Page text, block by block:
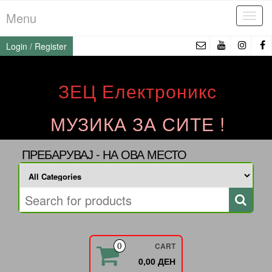
to
the
content
Menu
Login / Register
ЗЕЦ Електроникс
МУЗИКА ЗА СИТЕ !
ПРЕБАРУВАЈ - НА ОВА МЕСТО
0 CART
0,00 ДЕН